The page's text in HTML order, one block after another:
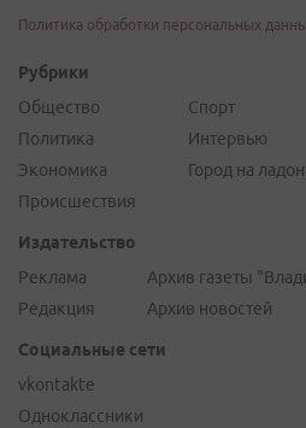
Политика обработки персональных
Рубрики
Общество
Политика
Экономика
Происшествия
Спорт
Интервью
Город на
Издательство
Реклама
Редакция
Архив газеты
Архив новостей
Социальные сети
vkontakte
Одноклассники